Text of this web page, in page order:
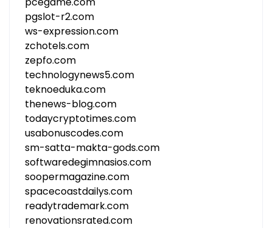
pgslot-r2.com
ws-expression.com
zchotels.com
zepfo.com
technologynews5.com
teknoeduka.com
thenews-blog.com
todaycryptotimes.com
usabonuscodes.com
sm-satta-makta-gods.com
softwaredegimnasios.com
soopermagazine.com
spacecoastdailys.com
readytrademark.com
renovationsrated.com